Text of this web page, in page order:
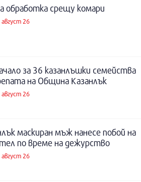
обработка срещу комари
26
за 36 казанлъшки семейства
на Община Казанлък
26
маскиран мъж нанесе побой на
по време на дежурство
26